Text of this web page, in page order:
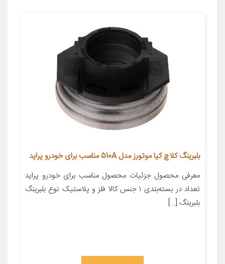
بلبرینگ کلاچ کیا موتورز مدل 510A مناسب برای خودرو پراید
معرفی محصول جزئیات محصول مناسب برای خودرو پراید
تعداد در بسته‌بندی ۱ جنس کالا فلز و پلاستیک نوع بلبرینگ
بلبرینگ […]